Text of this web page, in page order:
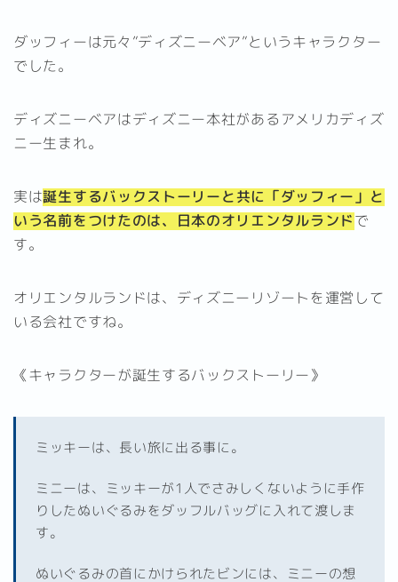
ダッフィーは元々”ディズニーベア”というキャラクター
でした。
ディズニーベアはディズニー本社があるアメリカディズ
ニー生まれ。
実は誕生するバックストーリーと共に「ダッフィー」と
いう名前をつけたのは、日本のオリエンタルランドで
す。
オリエンタルランドは、ディズニーリゾートを運営して
いる会社ですね。
《キャラクターが誕生するバックストーリー》
ミッキーは、長い旅に出る事に。
ミニーは、ミッキーが1人でさみしくないように手作
りしたぬいぐるみをダッフルバッグに入れて渡しま
す。
ぬいぐるみの首にかけられたビンには、ミニーの想